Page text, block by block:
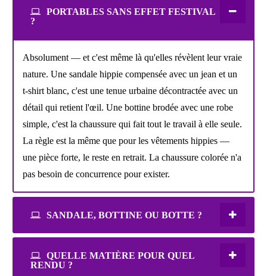
PORTABLES SANS EFFET FESTIVAL
?
Absolument — et c'est même là qu'elles révèlent leur vraie
nature. Une sandale hippie compensée avec un jean et un
t-shirt blanc, c'est une tenue urbaine décontractée avec un
détail qui retient l'œil. Une bottine brodée avec une robe
simple, c'est la chaussure qui fait tout le travail à elle seule.
La règle est la même que pour les vêtements hippies —
une pièce forte, le reste en retrait. La chaussure colorée n'a
pas besoin de concurrence pour exister.
SANDALE, BOTTINE OU BOTTE ?
QUELLE MATIÈRE POUR QUEL
RENDU ?